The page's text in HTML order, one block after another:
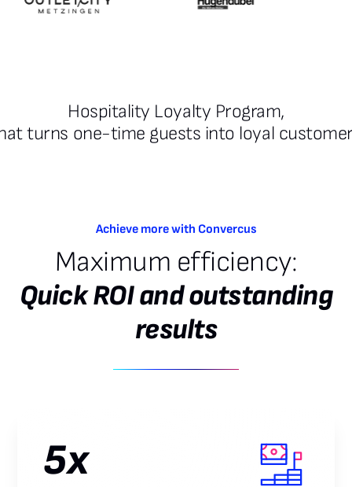
Hospitality Loyalty Program,
turns one-time guests into loyal
Achieve more with Convercus
Maximum efficiency:
Quick ROI and outstanding
results
5x